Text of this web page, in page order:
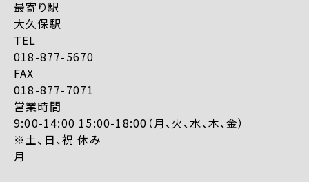
最寄り駅
大久保駅
TEL
018-877-5670
FAX
018-877-7071
営業時間
9:00-14:00 15:00-18:00（月、火、水、木、金）
※土、日、祝 休み
月